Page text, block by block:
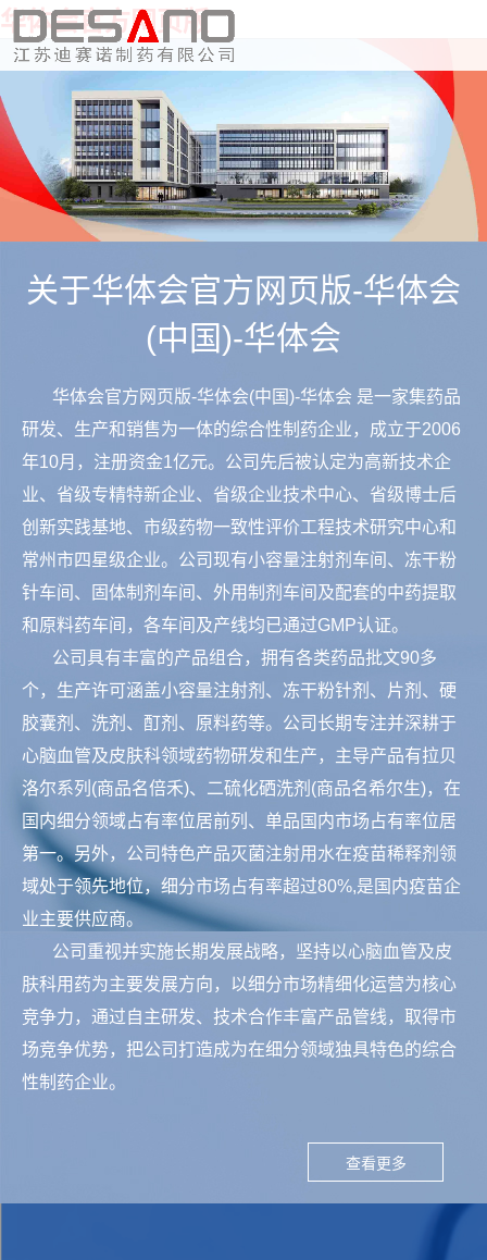
华体会官方网页版
关于华体会官方网页版-华体会
(中国)-华体会
华体会官方网页版-华体会(中国)-华体会 是一家集药品
研发、生产和销售为一体的综合性制药企业，成立于2006
年10月，注册资金1亿元。公司先后被认定为高新技术企
业、省级专精特新企业、省级企业技术中心、省级博士后
创新实践基地、市级药物一致性评价工程技术研究中心和
常州市四星级企业。公司现有小容量注射剂车间、冻干粉
针车间、固体制剂车间、外用制剂车间及配套的中药提取
和原料药车间，各车间及产线均已通过GMP认证。
公司具有丰富的产品组合，拥有各类药品批文90多
个，生产许可涵盖小容量注射剂、冻干粉针剂、片剂、硬
胶囊剂、洗剂、酊剂、原料药等。公司长期专注并深耕于
心脑血管及皮肤科领域药物研发和生产，主导产品有拉贝
洛尔系列(商品名倍禾)、二硫化硒洗剂(商品名希尔生)，在
国内细分领域占有率位居前列、单品国内市场占有率位居
第一。另外，公司特色产品灭菌注射用水在疫苗稀释剂领
域处于领先地位，细分市场占有率超过80%,是国内疫苗企
业主要供应商。
公司重视并实施长期发展战略，坚持以心脑血管及皮
肤科用药为主要发展方向，以细分市场精细化运营为核心
竞争力，通过自主研发、技术合作丰富产品管线，取得市
场竞争优势，把公司打造成为在细分领域独具特色的综合
性制药企业。
查看更多